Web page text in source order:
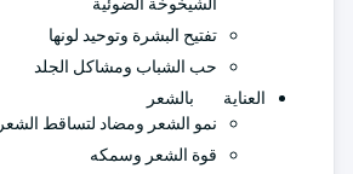
تفتيح البشرة وتوحيد لونها
حب الشباب ومشاكل الجلد
العناية بالشعر
نمو الشعر ومضاد لتساقط الشعر
قوة الشعر وسمكه